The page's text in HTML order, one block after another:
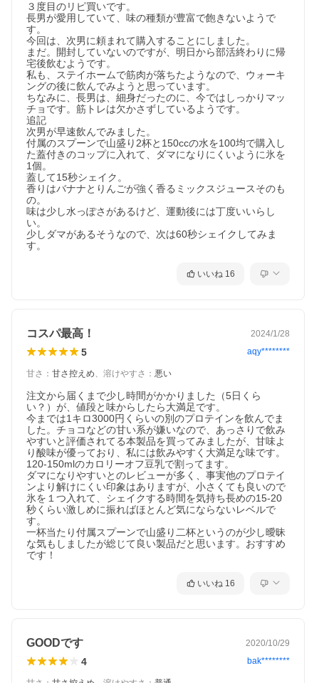
３度目のリピ買いです。
長男が愛用していて、味の種類が豊富で飽きないようで
す。
今回は、次男に頼まれて購入することにしました。
まだ。開封していないのですが、明日から部活終わりに帰
宅後飲むようです。
私も、ステイホームで筋肉が落ちたようなので、ウォーキ
ングの後に飲んでみようと思っています。
ちなみに、長男は、細身だったのに、今ではしっかりマッ
チョです。筋トレは欠かさずしているようです。
追記
次男が早速飲んでみました。
付属のスプーンで山盛り2杯と150ccの水を100均で購入し
た蓋付きのコップに入れて、ダマになりにくいように氷を
1個。
蓋して15秒シェイク。
香りはバナナとりんごが強く香るミックスジュースそのも
の。
味は少し水っぽさがあるけど、運動後には丁度いいらし
い。
少しダマがあるそうなので、次は60秒シェイクしてみま
す。
いいね 16
コスパ最高！ 2024/1/28
5 aqy********
甘さ ： 甘さ控えめ、 溶けやすさ ： 悪い
注文から届くまで少し時間がかかりました（5日くら
い？）が、値段と味からしたら大満足です。
今までは1キロ3000円くらいの別のプロテインを飲んでま
した。チョコなどの甘い系が嫌いなので、あっさりで飲み
やすいと評価されてる本製品を買ってみましたが、甘味よ
り酸味が優っており、私には飲みやすく大満足な味です。
120-150mlのカロリーオフ豆乳で割ってます。
ダマになりやすいとのレビューが多く、事実他のプロテイ
ンより解けにくい印象はありますが、小さくても良いので
氷を１つ入れて、シェイクする時間を気持ち長めの15-20
秒くらい激しめに振ればほとんど気にならないレベルで
す。
一杯当たり付属スプーンで山盛り二杯というのが少し曖昧
な気もしましたが総じて良い製品だと思います。おすすめ
です！
いいね 16
GOODです 2020/10/29
4 bak********